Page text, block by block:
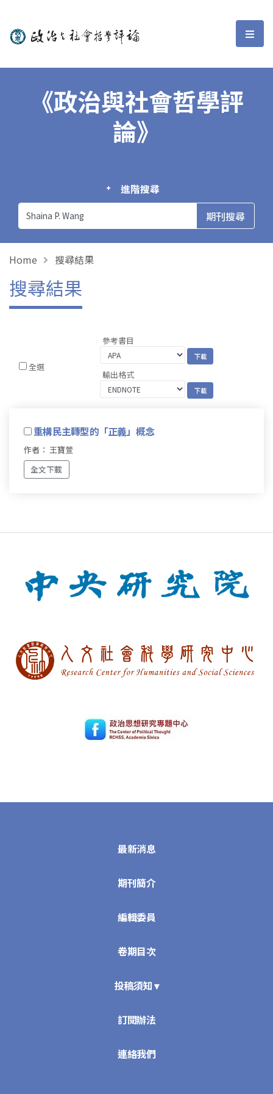
政治與社會哲學評論 選
《政治與社會哲學評
論》
進階搜尋
Home 搜尋結果
搜尋結果
全選
參考書目
輸出格式
重構民主轉型的「正義」概念
作者： 王寶萱
全文下載
最新消息
期刊簡介
編輯委員
卷期目次
投稿須知 ▾
訂閱辦法
連絡我們